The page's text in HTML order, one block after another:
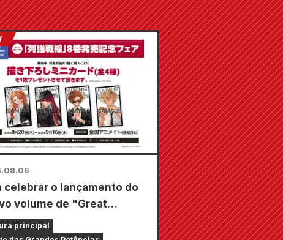
celebrar o lançamento do
volume de "Great
Frontline", uma feira
tempo limitado será
principal